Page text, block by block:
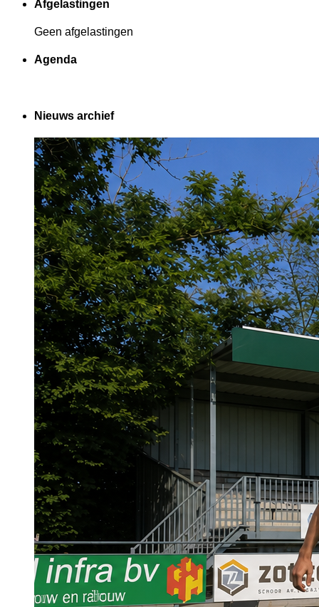
Afgelastingen
Geen afgelastingen
Agenda
Nieuws archief